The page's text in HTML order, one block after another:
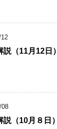
説（11月12日）
08
説（10月８日）